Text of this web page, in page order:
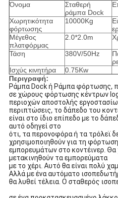
Όνομα
Σταθερή
ράμπα Dock
Χωρητικότητα
φόρτωσης
10000Kg
Μέγεθος
πλατφόρμας
2.0*2.0m
Τάση
380V/50Hz
Ισχύς κινητήρα
0.75Kw
Περιγραφή:
Ράμπα Dock ή Ράμπα φόρτωσης,
σε χώρους φόρτωσης κέντρων
περιοχών αποστολής
περιπτώσεις, το δάπεδο του
είναι στο ίδιο επίπεδο με το
αυτό οδηγεί στο
ότι, τα περονοφόρα ή τα τρόλεϊ
χρησιμοποιηθούν για τη
εμπορευμάτων στο κοντέινερ. Θα
μετακινηθούν τα εμπορεύματα
με το χέρι. Αυτό θα είναι πολύ
Αλλά με ένα αυτόματο
θα λυθεί τέλεια. Ο σταθερός